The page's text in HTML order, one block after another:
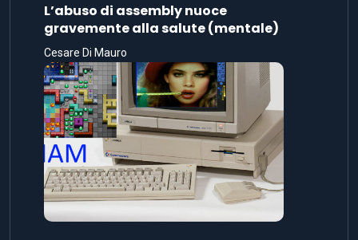
L’abuso di assembly nuoce
gravemente alla salute (mentale)
Cesare Di Mauro